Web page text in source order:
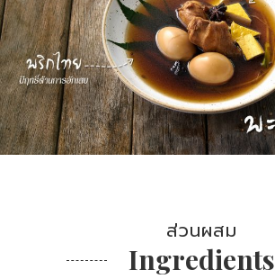
ส่วนผสม
Ingredients